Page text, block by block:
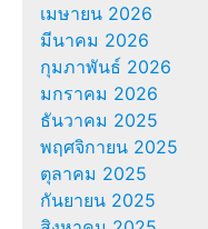
เมษายน 2026
มีนาคม 2026
กุมภาพันธ์ 2026
มกราคม 2026
ธันวาคม 2025
พฤศจิกายน 2025
ตุลาคม 2025
กันยายน 2025